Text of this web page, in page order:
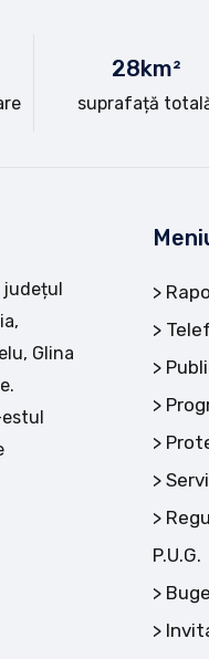
28km²
suprafață
județul
Glina
P.U.G.